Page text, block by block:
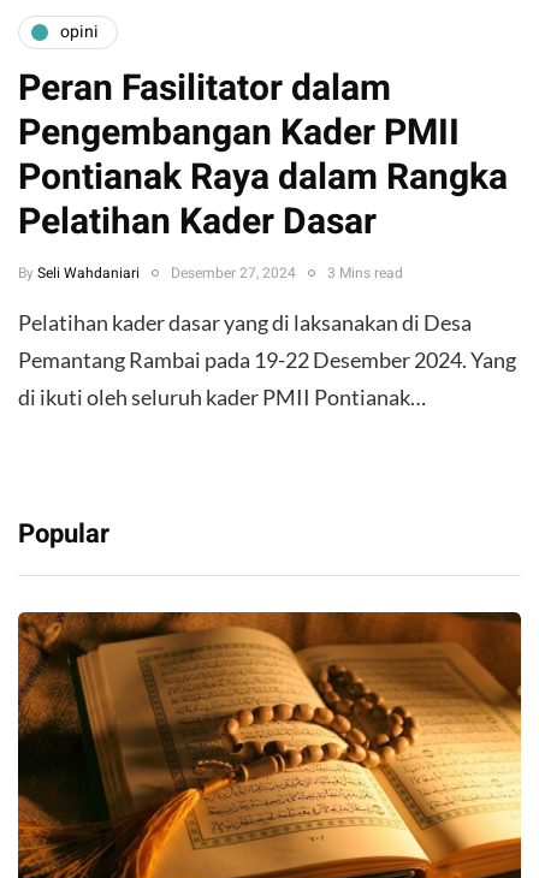
opini
Peran Fasilitator dalam
Pengembangan Kader PMII
Pontianak Raya dalam Rangka
Pelatihan Kader Dasar
By Seli Wahdaniari Desember 27, 2024 3 Mins read
Pelatihan kader dasar yang di laksanakan di Desa
Pemantang Rambai pada 19-22 Desember 2024. Yang
di ikuti oleh seluruh kader PMII Pontianak…
Popular